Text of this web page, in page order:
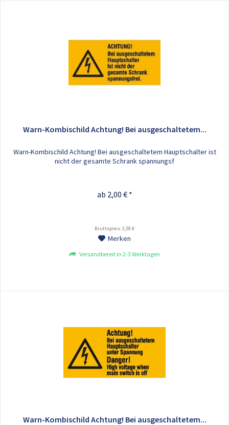
Warn-Kombischild Achtung! Bei ausgeschaltetem...
Warn-Kombischild Achtung! Bei ausgeschaltetem Hauptschalter ist
nicht der gesamte Schrank spannungsf
ab 2,00 € *
Bruttopreis: 2,38 €
Merken
Versandbereit in 2-3 Werktagen
Warn-Kombischild Achtung! Bei ausgeschaltetem...